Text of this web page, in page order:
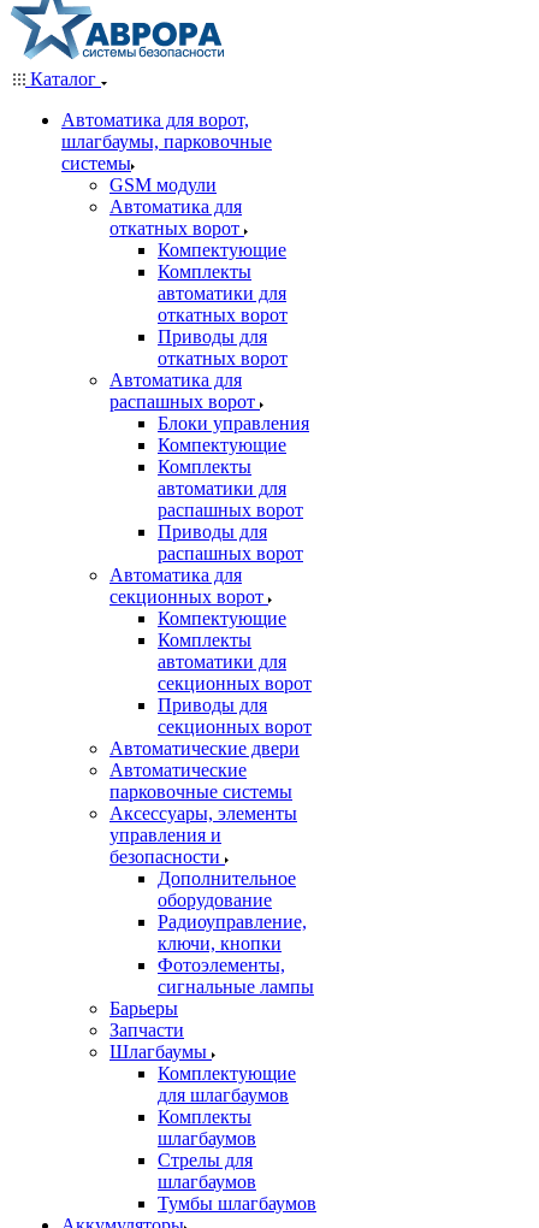
Каталог
Автоматика для ворот,
шлагбаумы, парковочные
системы
GSM модули
Автоматика для
откатных ворот
Компектующие
Комплекты
автоматики для
откатных ворот
Приводы для
откатных ворот
Автоматика для
распашных ворот
Блоки управления
Компектующие
Комплекты
автоматики для
распашных ворот
Приводы для
распашных ворот
Автоматика для
секционных ворот
Компектующие
Комплекты
автоматики для
секционных ворот
Приводы для
секционных ворот
Автоматические двери
Автоматические
парковочные системы
Аксессуары, элементы
управления и
безопасности
Дополнительное
оборудование
Радиоуправление,
ключи, кнопки
Фотоэлементы,
сигнальные лампы
Барьеры
Запчасти
Шлагбаумы
Комплектующие
для шлагбаумов
Комплекты
шлагбаумов
Стрелы для
шлагбаумов
Тумбы шлагбаумов